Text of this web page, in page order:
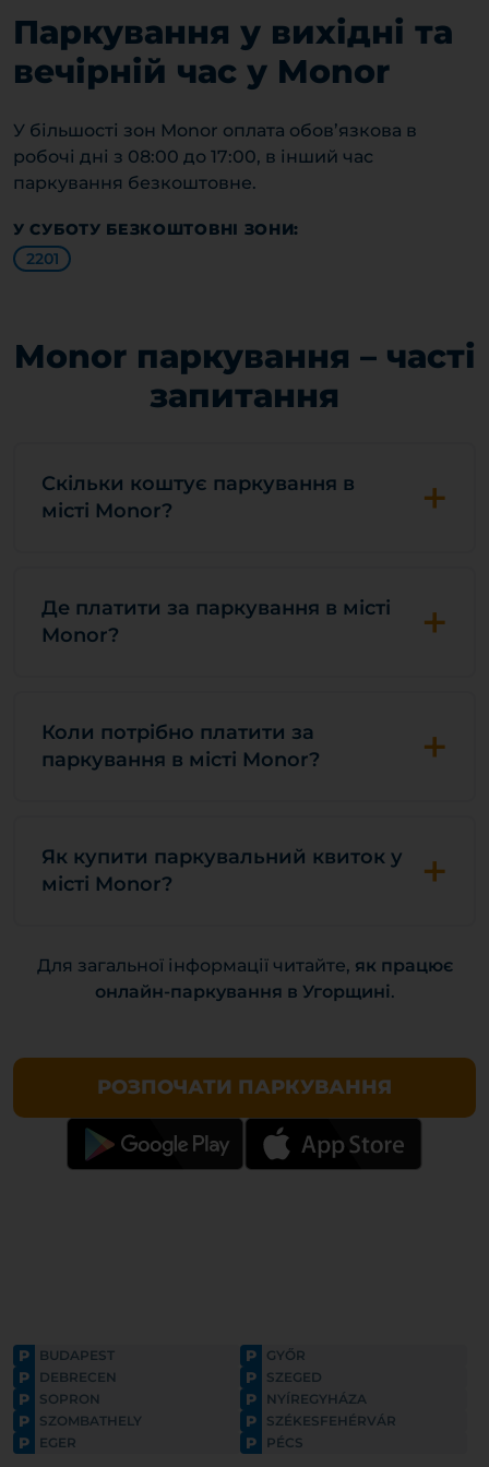
Паркування у вихідні та
вечірній час у Monor
У більшості зон Monor оплата обов’язкова в
робочі дні з 08:00 до 17:00, в інший час
паркування безкоштовне.
У СУБОТУ БЕЗКОШТОВНІ ЗОНИ:
2201
Monor паркування – часті
запитання
Скільки коштує паркування в
місті Monor?
+
Де платити за паркування в місті
Monor?
+
Коли потрібно платити за
паркування в місті Monor?
+
Як купити паркувальний квиток у
місті Monor?
+
Для загальної інформації читайте, як працює
онлайн-паркування в Угорщині.
РОЗПОЧАТИ ПАРКУВАННЯ
P BUDAPEST P GYŐR
P DEBRECEN P SZEGED
P SOPRON P NYÍREGYHÁZA
P SZOMBATHELY P SZÉKESFEHÉRVÁR
P EGER P PÉCS